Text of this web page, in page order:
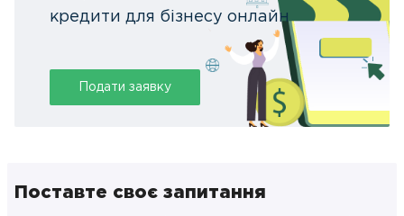
кредити для бізнесу онлайн
Подати заявку
Поставте своє запитання